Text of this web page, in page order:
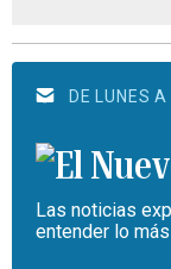
DE LUNES
Las noticias
entender lo